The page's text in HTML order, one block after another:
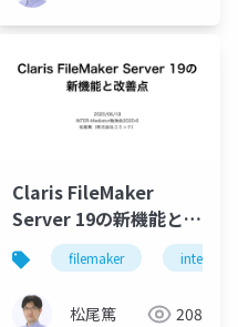
filemaker server
Claris FileMaker
Server 19の新機能と改
善点
filemaker
松尾篤 208